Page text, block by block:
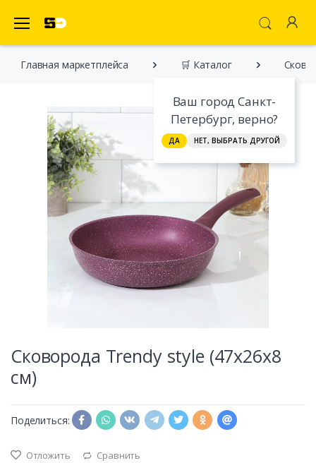
Ваш город Санкт-
Петербург, верно?
ДА НЕТ, ВЫБРАТЬ ДРУГОЙ
Главная марĸетплейса 🛒 Каталог
Сковорода Trendy style (47х26х8
см)
Поделиться:
Отложить Сравнить